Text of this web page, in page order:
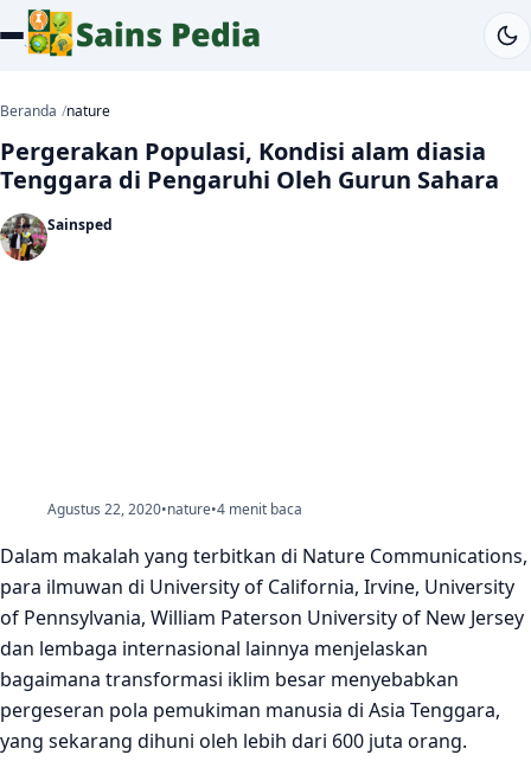
Beranda nature
Pergerakan Populasi, Kondisi alam diasia
Tenggara di Pengaruhi Oleh Gurun Sahara
Sainsped
Agustus 22, 2020•nature•4 menit baca
Dalam makalah yang terbitkan di Nature Communications,
para ilmuwan di University of California, Irvine, University
of Pennsylvania, William Paterson University of New Jersey
dan lembaga internasional lainnya menjelaskan
bagaimana transformasi iklim besar menyebabkan
pergeseran pola pemukiman manusia di Asia Tenggara,
yang sekarang dihuni oleh lebih dari 600 juta orang.